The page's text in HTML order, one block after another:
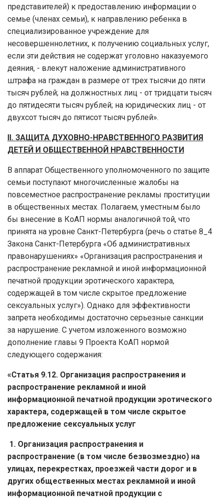
представителей) к предоставлению информации о
семье (членах семьи), к направлению ребенка в
специализированное учреждение для
несовершеннолетних, к получению социальных услуг,
если эти действия не содержат уголовно наказуемого
деяния, - влекут наложение административного
штрафа на граждан в размере от трех тысячи до пяти
тысяч рублей; на должностных лиц - от тридцати тысяч
до пятидесяти тысяч рублей; на юридических лиц - от
двухсот тысяч до пятисот тысяч рублей».
II. ЗАЩИТА ДУХОВНО-НРАВСТВЕННОГО РАЗВИТИЯ
ДЕТЕЙ И ОБЩЕСТВЕННОЙ НРАВСТВЕННОСТИ
В аппарат Общественного уполномоченного по защите
семьи поступают многочисленные жалобы на
повсеместное распространение рекламы проституции
в общественных местах. Полагаем, уместным было
бы внесение в КоАП нормы аналогичной той, что
принята на уровне Санкт-Петербурга (речь о статье 8_4
Закона Санкт-Петербурга «Об административных
правонарушениях» «Организация распространения и
распространение рекламной и иной информационной
печатной продукции эротического характера,
содержащей в том числе скрытое предложение
сексуальных услуг»). Однако для эффективности
запрета необходимы достаточно серьезные санкции
за нарушение. С учетом изложенного возможно
дополнение главы 9 Проекта КоАП нормой
следующего содержания:
«Статья 9.12. Организация распространения и
распространение рекламной и иной
информационной печатной продукции эротического
характера, содержащей в том числе скрытое
предложение сексуальных услуг
1. Организация распространения и
распространение (в том числе безвозмездно) на
улицах, перекрестках, проезжей части дорог и в
других общественных местах рекламной и иной
информационной печатной продукции с